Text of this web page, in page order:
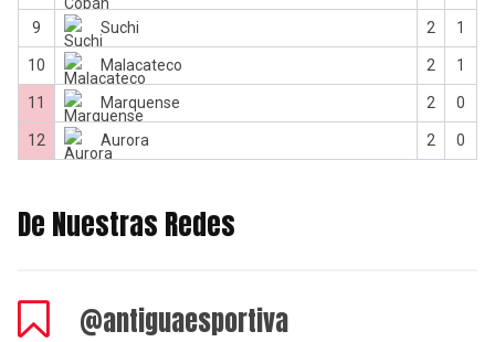
9 Suchi 2 1
10 Malacateco 2 1
11 Marquense 2 0
12 Aurora 2 0
De Nuestras Redes
@antiguaesportiva